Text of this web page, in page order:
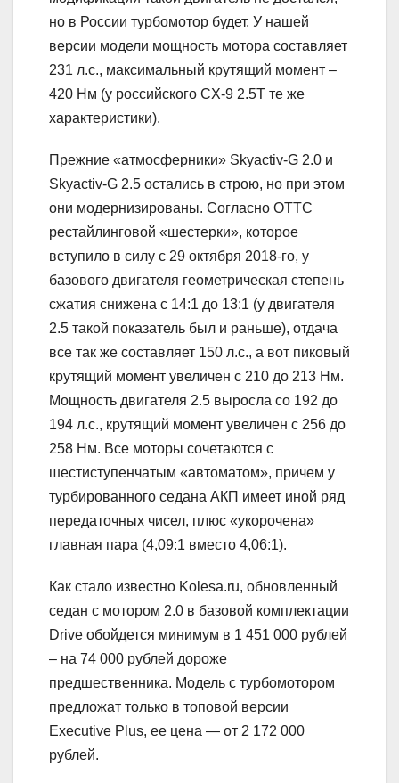
но в России турбомотор будет. У нашей
версии модели мощность мотора составляет
231 л.с., максимальный крутящий момент –
420 Нм (у российского CX-9 2.5T те же
характеристики).
Прежние «атмосферники» Skyactiv-G 2.0 и
Skyactiv-G 2.5 остались в строю, но при этом
они модернизированы. Согласно ОТТС
рестайлинговой «шестерки», которое
вступило в силу с 29 октября 2018-го, у
базового двигателя геометрическая степень
сжатия снижена с 14:1 до 13:1 (у двигателя
2.5 такой показатель был и раньше), отдача
все так же составляет 150 л.с., а вот пиковый
крутящий момент увеличен с 210 до 213 Нм.
Мощность двигателя 2.5 выросла со 192 до
194 л.с., крутящий момент увеличен с 256 до
258 Нм. Все моторы сочетаются с
шестиступенчатым «автоматом», причем у
турбированного седана АКП имеет иной ряд
передаточных чисел, плюс «укорочена»
главная пара (4,09:1 вместо 4,06:1).
Как стало известно Kolesa.ru, обновленный
седан с мотором 2.0 в базовой комплектации
Drive обойдется минимум в 1 451 000 рублей
– на 74 000 рублей дороже
предшественника. Модель с турбомотором
предложат только в топовой версии
Executive Plus, ее цена — от 2 172 000
рублей.